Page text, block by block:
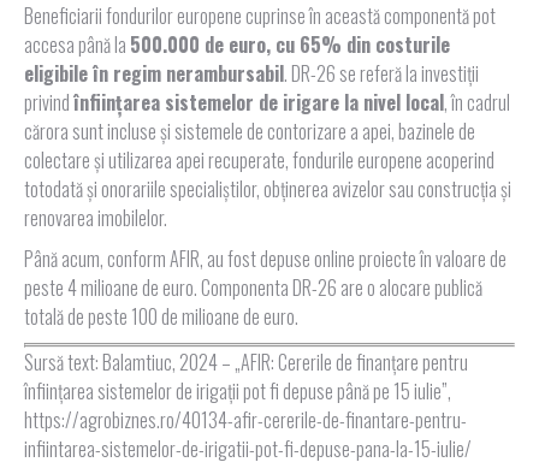
Beneficiarii fondurilor europene cuprinse în această componentă pot
accesa până la 500.000 de euro, cu 65% din costurile
eligibile în regim nerambursabil. DR-26 se referă la investiții
privindînființarea sistemelor de irigare la nivel local, în cadrul
cărora sunt incluse și sistemele de contorizare a apei, bazinele de
colectare și utilizarea apei recuperate, fondurile europene acoperind
totodată și onorariile specialiștilor, obținerea avizelor sau construcția și
renovarea imobilelor.
Până acum, conform AFIR, au fost depuse online proiecte în valoare de
peste 4 milioane de euro. Componenta DR-26 are o alocare publică
totală de peste 100 de milioane de euro.
Sursă text: Balamtiuc, 2024 – „AFIR: Cererile de finanţare pentru
înfiinţarea sistemelor de irigaţii pot fi depuse până pe 15 iulie”,
https://agrobiznes.ro/40134-afir-cererile-de-finantare-pentru-
infiintarea-sistemelor-de-irigatii-pot-fi-depuse-pana-la-15-iulie/